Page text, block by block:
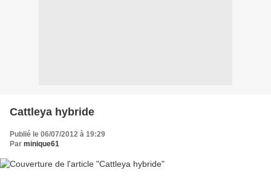
Cattleya hybride
Publié le 06/07/2012 à 19:29
Par minique61